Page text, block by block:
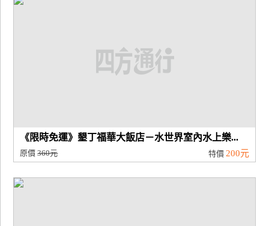
《限時免運》墾丁福華大飯店－水世界室內水上樂...
原價360元 特價 200元